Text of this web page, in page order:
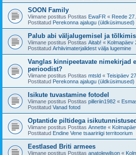
SOON Family
Viimane postitus Postitas EwaFR « Reede
Postitatud Perekonna ajalugu (üldküsimused)
Palub abi väljalugemisel ja
Viimane postitus Postitas Aitab! « Kolmapäev
Postitatud Arhiivimaterjalidest välja lugemine
Vanglas kinnipeetavate nimekirjad
perioodist?
Viimane postitus Postitas mtsld « Teisipäev
Postitatud Perekonna ajalugu (üldküsimused)
Isikute tuvastamine fotodel
Viimane postitus Postitas pilleriin1982 «
Postitatud Vanad fotod
Optantide piltidega
Viimane postitus Postitas Annette «
Postitatud Endine Vene tsaaririigi territoorium
Eestlased Briti armees
Viimane postitus Postitas anatolewilson «